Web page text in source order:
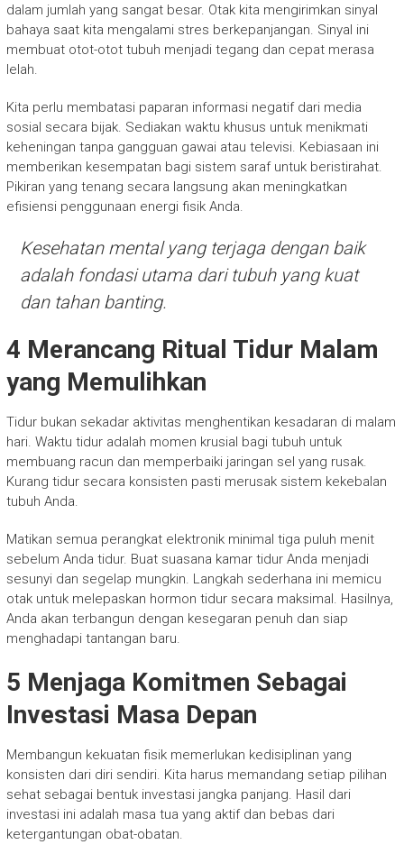
dalam jumlah yang sangat besar. Otak kita mengirimkan sinyal
bahaya saat kita mengalami stres berkepanjangan. Sinyal ini
membuat otot-otot tubuh menjadi tegang dan cepat merasa
lelah.
Kita perlu membatasi paparan informasi negatif dari media
sosial secara bijak. Sediakan waktu khusus untuk menikmati
keheningan tanpa gangguan gawai atau televisi. Kebiasaan ini
memberikan kesempatan bagi sistem saraf untuk beristirahat.
Pikiran yang tenang secara langsung akan meningkatkan
efisiensi penggunaan energi fisik Anda.
Kesehatan mental yang terjaga dengan baik
adalah fondasi utama dari tubuh yang kuat
dan tahan banting.
4 Merancang Ritual Tidur Malam
yang Memulihkan
Tidur bukan sekadar aktivitas menghentikan kesadaran di malam
hari. Waktu tidur adalah momen krusial bagi tubuh untuk
membuang racun dan memperbaiki jaringan sel yang rusak.
Kurang tidur secara konsisten pasti merusak sistem kekebalan
tubuh Anda.
Matikan semua perangkat elektronik minimal tiga puluh menit
sebelum Anda tidur. Buat suasana kamar tidur Anda menjadi
sesunyi dan segelap mungkin. Langkah sederhana ini memicu
otak untuk melepaskan hormon tidur secara maksimal. Hasilnya,
Anda akan terbangun dengan kesegaran penuh dan siap
menghadapi tantangan baru.
5 Menjaga Komitmen Sebagai
Investasi Masa Depan
Membangun kekuatan fisik memerlukan kedisiplinan yang
konsisten dari diri sendiri. Kita harus memandang setiap pilihan
sehat sebagai bentuk investasi jangka panjang. Hasil dari
investasi ini adalah masa tua yang aktif dan bebas dari
ketergantungan obat-obatan.